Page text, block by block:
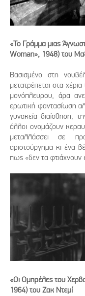
«Το Γράμμα μιας
Woman», 1948) του
Βασισμένο στη
μετατρέπεται στα
μονόπλευρου, άρα
ερωτική φαντασίωση
γυνακεία διαίσθηση,
άλλοι ονομάζουν
μεταλλάσσει σε
αριστούργημα κι ένα
πως «δεν τα φτιάχνουν
«Οι Ομπρέλες του
1964) του Ζακ Ντεμί